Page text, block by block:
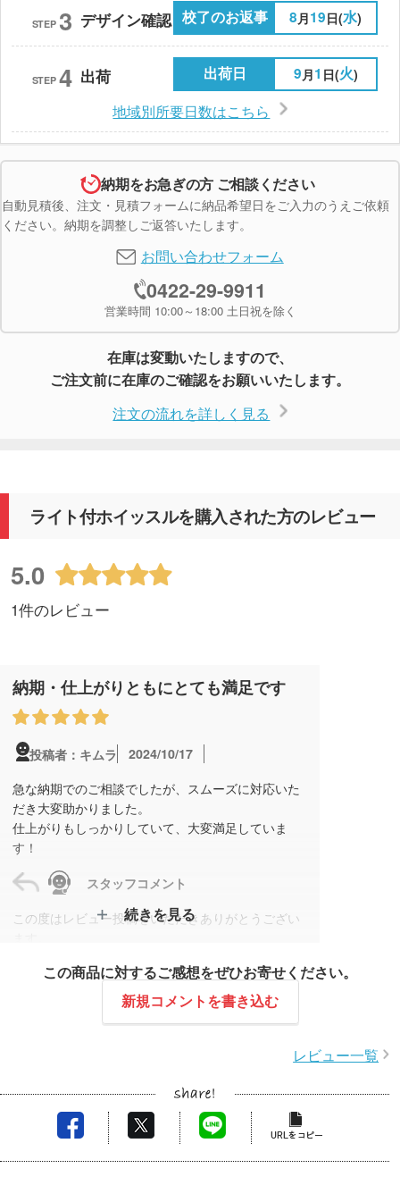
STEP 3 デザイン確認 校了のお返事 8 月19日(水)
STEP 4 出荷 出荷日 9 月1 日(火)
地域別所要日数はこちら
納期をお急ぎの方 ご相談ください
自動見積後、注文・見積フォームに納品希望日をご入力のうえご依頼
ください。納期を調整しご返答いたします。
お問い合わせフォーム
0422-29-9911
営業時間 10:00～18:00 土日祝を除く
在庫は変動いたしますので、
ご注文前に在庫のご確認をお願いいたします。
注文の流れを詳しく見る
ライト付ホイッスルを購入された方のレビュー
5.0
1件のレビュー
納期・仕上がりともにとても満足です
投稿者：キムラ
2024/10/17
急な納期でのご相談でしたが、スムーズに対応いた
だき大変助かりました。
仕上がりもしっかりしていて、大変満足していま
す！
スタッフコメント
この度はレビュー投稿をいただきありがとうござい
が、お客様のご協力もあり無事ご納品ができて安心
続きを見る
この商品に対するご感想をぜひお寄せください。
新規コメントを書き込む
レビュー一覧